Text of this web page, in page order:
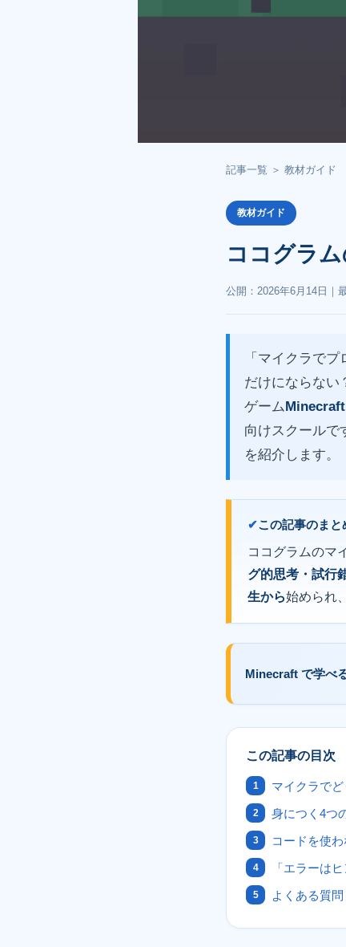
記事一覧 ＞ 教材ガイド
教材ガイド
ココグラ
公開： 2026年6月14日 ｜
「マイクラで
だけにならな
ゲームMinecraft
向けスクールで
を紹介します。
この記事のまと
ココグラムのマ
グ的思考・試行
生から始められ
Minecraft で学べ
この記事の目次
マイクラで
身につく4つ
コードを使
「エラーは
よくある質問